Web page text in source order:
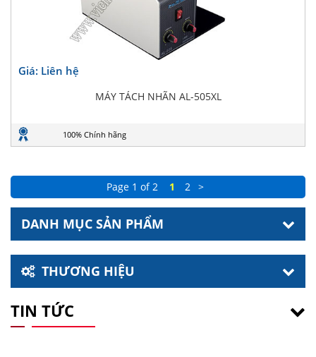
Giá: Liên hệ
MÁY TÁCH NHÃN AL-505XL
100% Chính hãng
Page 1 of 2 1 2 >
DANH MỤC SẢN PHẨM
THƯƠNG HIỆU
TIN TỨC